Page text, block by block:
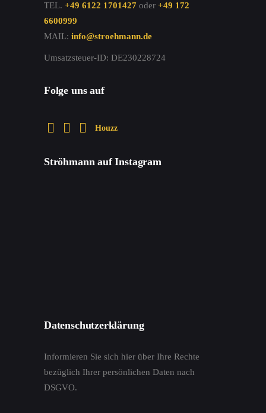
TEL. +49 6122 1701427 oder +49 172
6600999
MAIL: info@stroehmann.de
Umsatzsteuer-ID: DE230228724
Folge uns auf
Houzz
Ströhmann auf Instagram
Datenschutzerklärung
Informieren Sie sich hier über Ihre Rechte
bezüglich Ihrer persönlichen Daten nach
DSGVO.